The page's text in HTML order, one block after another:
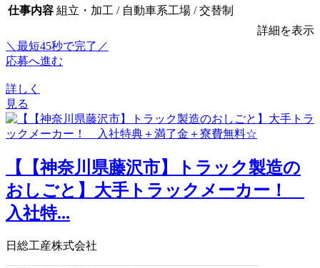
仕事内容 組立・加工 / 自動車系工場 / 交替制
詳細を表示
＼最短45秒で完了／
応募へ進む
詳しく
見る
【【神奈川県藤沢市】トラック製造の
おしごと】大手トラックメーカー！
入社特...
日総工産株式会社